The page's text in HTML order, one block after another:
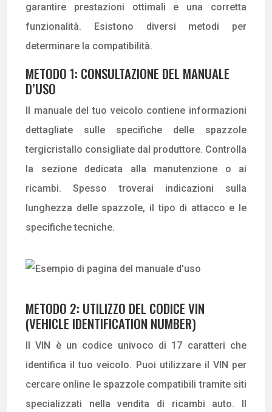
garantire prestazioni ottimali e una corretta
funzionalità. Esistono diversi metodi per
determinare la compatibilità.
METODO 1: CONSULTAZIONE DEL MANUALE
D’USO
Il manuale del tuo veicolo contiene informazioni
dettagliate sulle specifiche delle spazzole
tergicristallo consigliate dal produttore. Controlla
la sezione dedicata alla manutenzione o ai
ricambi. Spesso troverai indicazioni sulla
lunghezza delle spazzole, il tipo di attacco e le
specifiche tecniche.
METODO 2: UTILIZZO DEL CODICE VIN
(VEHICLE IDENTIFICATION NUMBER)
Il VIN è un codice univoco di 17 caratteri che
identifica il tuo veicolo. Puoi utilizzare il VIN per
cercare online le spazzole compatibili tramite siti
specializzati nella vendita di ricambi auto. Il